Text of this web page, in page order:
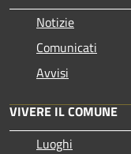
Notizie
Comunicati
Avvisi
VIVERE IL COMUNE
Luoghi